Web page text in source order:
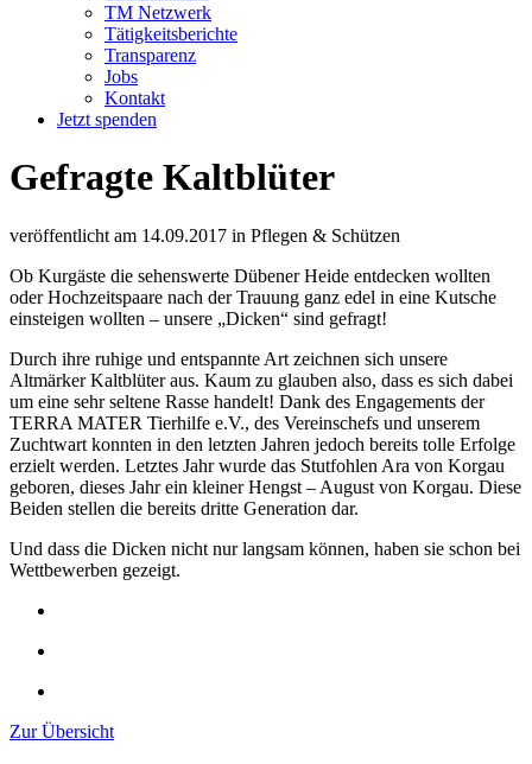
TM Netzwerk
Tätigkeitsberichte
Transparenz
Jobs
Kontakt
Jetzt spenden
Gefragte Kaltblüter
veröffentlicht am 14.09.2017 in Pflegen & Schützen
Ob Kurgäste die sehenswerte Dübener Heide entdecken wollten
oder Hochzeitspaare nach der Trauung ganz edel in eine Kutsche
einsteigen wollten – unsere „Dicken“ sind gefragt!
Durch ihre ruhige und entspannte Art zeichnen sich unsere
Altmärker Kaltblüter aus. Kaum zu glauben also, dass es sich dabei
um eine sehr seltene Rasse handelt! Dank des Engagements der
TERRA MATER Tierhilfe e.V., des Vereinschefs und unserem
Zuchtwart konnten in den letzten Jahren jedoch bereits tolle Erfolge
erzielt werden. Letztes Jahr wurde das Stutfohlen Ara von Korgau
geboren, dieses Jahr ein kleiner Hengst – August von Korgau. Diese
Beiden stellen die bereits dritte Generation dar.
Und dass die Dicken nicht nur langsam können, haben sie schon bei
Wettbewerben gezeigt.
Zur Übersicht